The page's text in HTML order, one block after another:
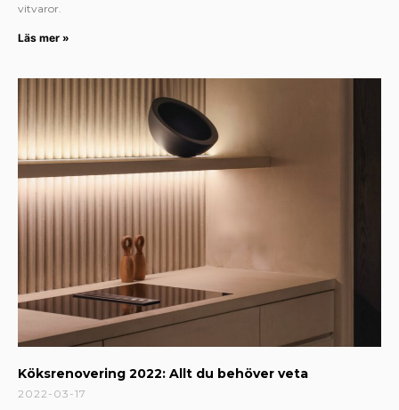
vitvaror.
Läs mer »
Köksrenovering 2022: Allt du behöver veta
2022-03-17